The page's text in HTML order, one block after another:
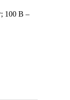
100 В –